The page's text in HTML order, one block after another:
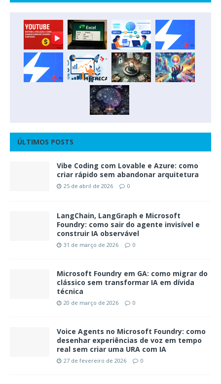
ÚLTIMOS POSTS
Vibe Coding com Lovable e Azure: como
criar rápido sem abandonar arquitetura
25 de abril de 2026 0
LangChain, LangGraph e Microsoft
Foundry: como sair do agente invisível e
construir IA observável
31 de março de 2026 0
Microsoft Foundry em GA: como migrar do
clássico sem transformar IA em dívida
técnica
20 de março de 2026 0
Voice Agents no Microsoft Foundry: como
desenhar experiências de voz em tempo
real sem criar uma URA com IA
27 de fevereiro de 2026 0